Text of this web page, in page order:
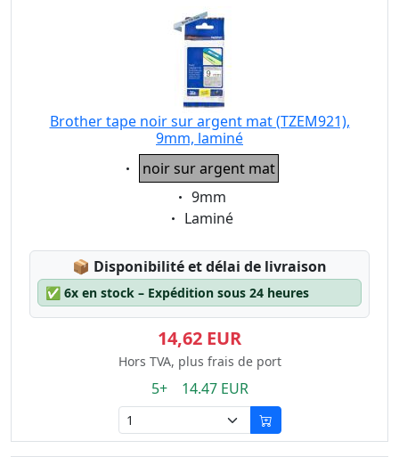
Brother tape noir sur argent mat (TZEM921),
9mm, laminé
Eigenschaft:
noir sur argent mat
Eigenschaft:
9mm
Eigenschaft:
Laminé
📦 Lagerstatus:
Disponibilité et délai de livraison
✅ 6x en stock – Expédition sous 24 heures
14,62 EUR
Hors TVA, plus frais de port
5+ 14.47 EUR